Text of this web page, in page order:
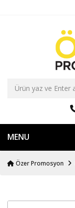
MENU
Özer Promosyon